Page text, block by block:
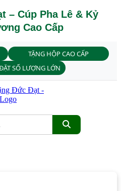
– Cúp Pha Lê & Kỷ
Cao Cấp
TẶNG HỘP CAO CẤP
SỐ LƯỢNG LỚN